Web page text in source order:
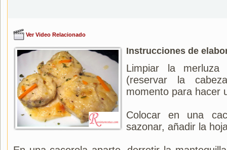
Ver Video Relacionado
Instrucciones de
Limpiar la
(reservar la
momento para hacer
Colocar en una
sazonar, añadir la